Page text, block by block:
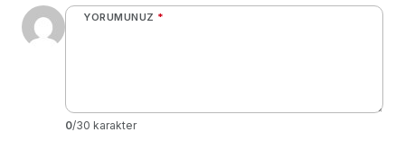
YORUMUNUZ *
0/30 karakter